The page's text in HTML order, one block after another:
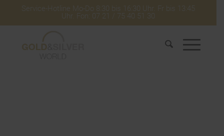
Service-Hotline Mo-Do 8:30 bis 16:30 Uhr. Fr bis 13:45
Uhr. Fon: 07 21 / 75 40 51 30